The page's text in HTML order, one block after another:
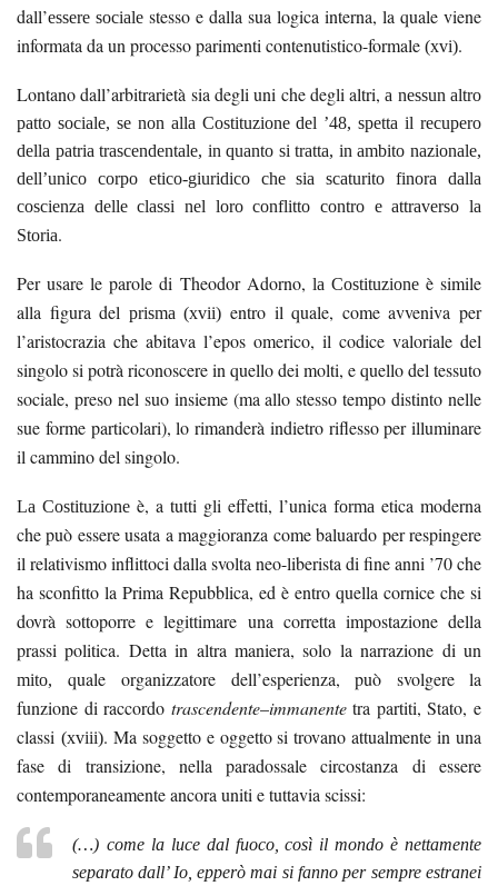
dall’essere sociale stesso e dalla sua logica interna, la quale viene
informata da un processo parimenti contenutistico-formale (xvi).
Lontano dall’arbitrarietà sia degli uni che degli altri, a nessun altro
patto sociale, se non alla Costituzione del ’48, spetta il recupero
della patria trascendentale, in quanto si tratta, in ambito nazionale,
dell’unico corpo etico-giuridico che sia scaturito finora dalla
coscienza delle classi nel loro conflitto contro e attraverso la
Storia.
Per usare le parole di Theodor Adorno, la Costituzioneè simile
alla figura del prisma (xvii) entro il quale, come avveniva per
l’aristocrazia che abitava l’epos omerico, il codice valoriale del
singolo si potrà riconoscere in quello dei molti, e quello del tessuto
sociale, preso nel suo insieme (ma allo stesso tempo distinto nelle
sue forme particolari), lo rimanderà indietro riflesso per illuminare
il cammino del singolo.
La Costituzione è, a tutti gli effetti, l’unica forma etica moderna
che può essere usata a maggioranza come baluardo per respingere
il relativismo inflittoci dalla svolta neo-liberista di fine anni ’70 che
ha sconfitto la Prima Repubblica, ed è entro quella cornice che si
dovrà sottoporre e legittimare una corretta impostazione della
prassi politica. Detta in altra maniera, solo la narrazione di un
mito, quale organizzatore dell’esperienza, può svolgere la
funzione di raccordo trascendente–immanentetra partiti, Stato, e
classi (xviii). Ma soggetto e oggetto si trovano attualmente in una
fase di transizione, nella paradossale circostanza di essere
contemporaneamente ancora uniti e tuttavia scissi:
(…) come la luce dal fuoco, così il mondo è nettamente
separato dall’ Io, epperò mai si fanno per sempre estranei